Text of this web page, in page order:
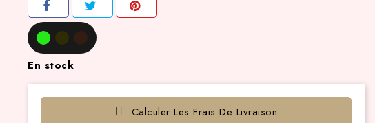
En stock
Calculer Les Frais De Livraison